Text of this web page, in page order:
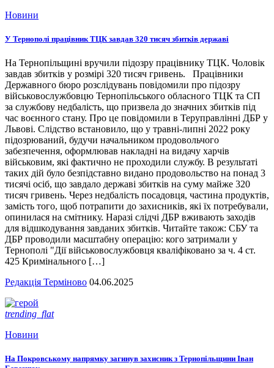
Новини
У Тернополі працівник ТЦК завдав 320 тисяч збитків державі
На Тернопільщині вручили підозру працівнику ТЦК. Чоловік
завдав збитків у розмірі 320 тисяч гривень. Працівники
Державного бюро розслідувань повідомили про підозру
військовослужбовцю Тернопільського обласного ТЦК та СП
за службову недбалість, що призвела до значних збитків під
час воєнного стану. Про це повідомили в Теруправлінні ДБР у
Львові. Слідство встановило, що у травні-липні 2022 року
підозрюваний, будучи начальником продовольчого
забезпечення, оформлював накладні на видачу харчів
військовим, які фактично не проходили службу. В результаті
таких дій було безпідставно видано продовольство на понад 3
тисячі осіб, що завдало державі збитків на суму майже 320
тисяч гривень. Через недбалість посадовця, частина продуктів,
замість того, щоб потрапити до захисників, які їх потребували,
опинилася на смітнику. Наразі слідчі ДБР вживають заходів
для відшкодування завданих збитків. Читайте також: СБУ та
ДБР проводили масштабну операцію: кого затримали у
Тернополі "Дії військовослужбовця кваліфіковано за ч. 4 ст.
425 Кримінального […]
Редакція Терміново 04.06.2025
trending_flat
Новини
На Покровському напрямку загинув захисник з Тернопільщини Іван